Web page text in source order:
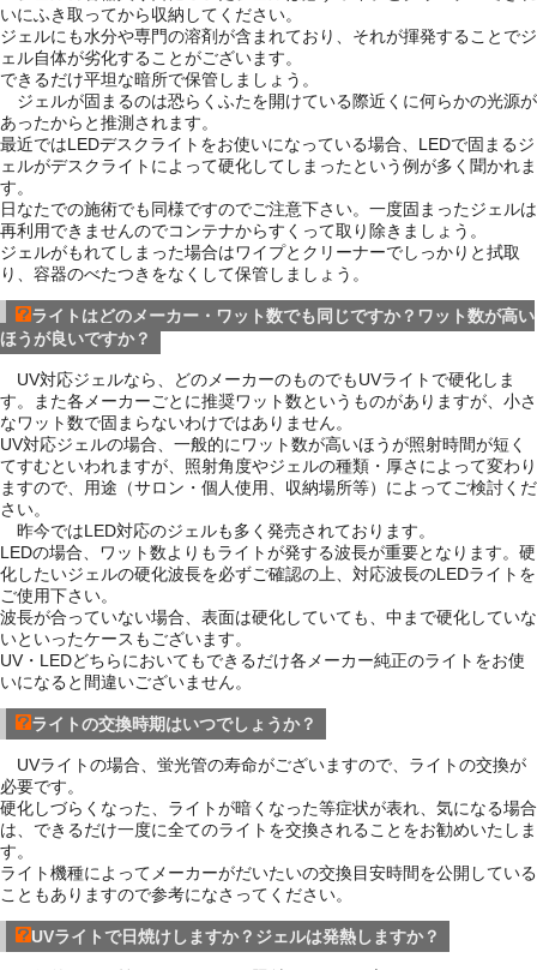
いにふき取ってから収納してください。
ジェルにも水分や専門の溶剤が含まれており、それが揮発することでジ
ェル自体が劣化することがございます。
できるだけ平坦な暗所で保管しましょう。
ジェルが固まるのは恐らくふたを開けている際近くに何らかの光源が
あったからと推測されます。
最近ではLEDデスクライトをお使いになっている場合、LEDで固まるジ
ェルがデスクライトによって硬化してしまったという例が多く聞かれま
す。
日なたでの施術でも同様ですのでご注意下さい。一度固まったジェルは
再利用できませんのでコンテナからすくって取り除きましょう。
ジェルがもれてしまった場合はワイプとクリーナーでしっかりと拭取
り、容器のべたつきをなくして保管しましょう。
ライトはどのメーカー・ワット数でも同じですか？ワット数が高い
ほうが良いですか？
UV対応ジェルなら、どのメーカーのものでもUVライトで硬化しま
す。また各メーカーごとに推奨ワット数というものがありますが、小さ
なワット数で固まらないわけではありません。
UV対応ジェルの場合、一般的にワット数が高いほうが照射時間が短く
てすむといわれますが、照射角度やジェルの種類・厚さによって変わり
ますので、用途（サロン・個人使用、収納場所等）によってご検討くだ
さい。
昨今ではLED対応のジェルも多く発売されております。
LEDの場合、ワット数よりもライトが発する波長が重要となります。硬
化したいジェルの硬化波長を必ずご確認の上、対応波長のLEDライトを
ご使用下さい。
波長が合っていない場合、表面は硬化していても、中まで硬化していな
いといったケースもございます。
UV・LEDどちらにおいてもできるだけ各メーカー純正のライトをお使
いになると間違いございません。
ライトの交換時期はいつでしょうか？
UVライトの場合、蛍光管の寿命がございますので、ライトの交換が
必要です。
硬化しづらくなった、ライトが暗くなった等症状が表れ、気になる場合
は、できるだけ一度に全てのライトを交換されることをお勧めいたしま
す。
ライト機種によってメーカーがだいたいの交換目安時間を公開している
こともありますので参考になさってください。
UVライトで日焼けしますか？ジェルは発熱しますか？